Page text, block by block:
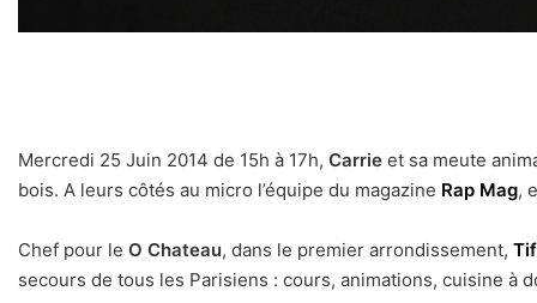
Mercredi 25 Juin 2014 de 15h à 17h, Carrie et sa meute
bois. A leurs côtés au micro l’équipe du magazine Rap Mag,
Chef pour le O Chateau, dans le premier arrondissement,
secours de tous les Parisiens : cours, animations, cuisine